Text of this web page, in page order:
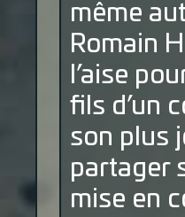
même
Romain
l’aise
fils d’un
son plus
partager
mise en